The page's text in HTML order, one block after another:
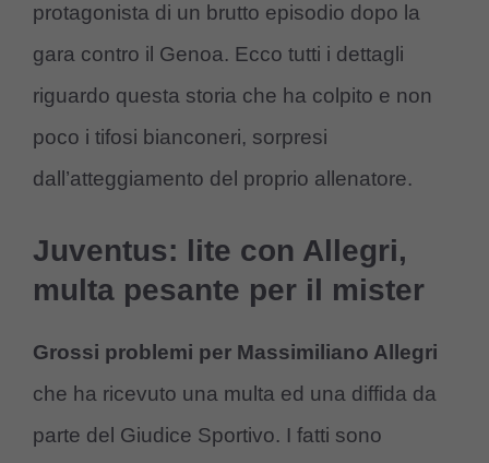
protagonista di un brutto episodio dopo la
gara contro il Genoa. Ecco tutti i dettagli
riguardo questa storia che ha colpito e non
poco i tifosi bianconeri, sorpresi
dall’atteggiamento del proprio allenatore.
Juventus: lite con Allegri,
multa pesante per il mister
Grossi problemi per Massimiliano Allegri
che ha ricevuto una multa ed una diffida da
parte del Giudice Sportivo. I fatti sono